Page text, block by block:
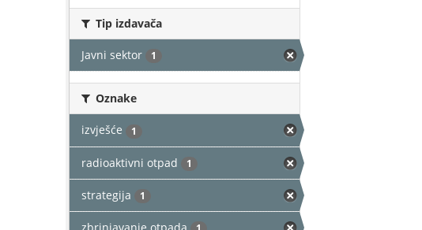
Tip izdavača
Javni sektor 1
Oznake
izvješće 1
radioaktivni otpad 1
strategija 1